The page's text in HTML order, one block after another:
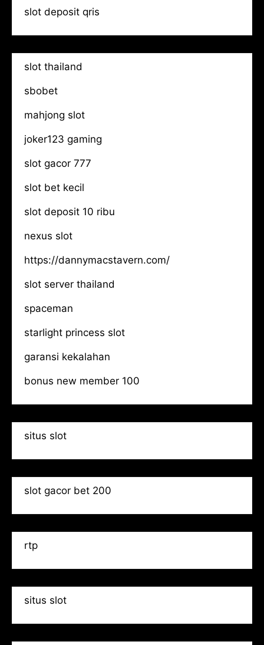
slot deposit qris
slot thailand
sbobet
mahjong slot
joker123 gaming
slot gacor 777
slot bet kecil
slot deposit 10 ribu
nexus slot
https://dannymacstavern.com/
slot server thailand
spaceman
starlight princess slot
garansi kekalahan
bonus new member 100
situs slot
slot gacor bet 200
rtp
situs slot